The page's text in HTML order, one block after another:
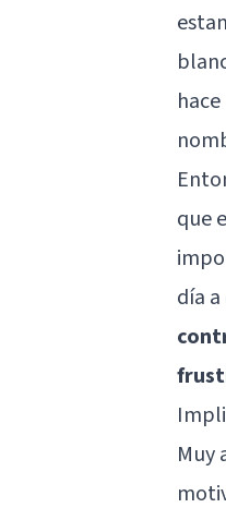
que
día
Muy